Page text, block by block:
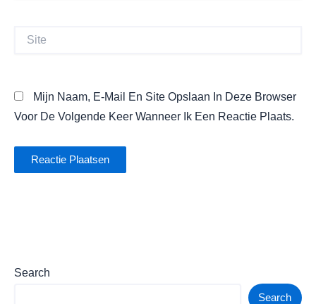
Site
Mijn Naam, E-Mail En Site Opslaan In Deze Browser
Voor De Volgende Keer Wanneer Ik Een Reactie Plaats.
Search
Search